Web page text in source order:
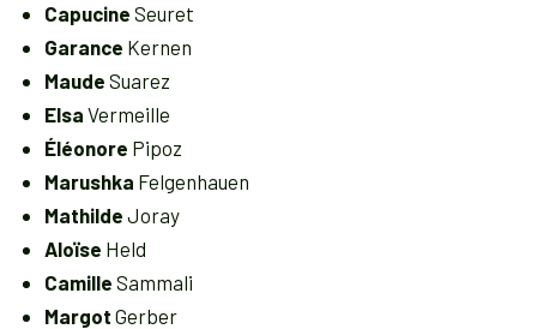
Capucine Seuret
Garance Kernen
Maude Suarez
Elsa Vermeille
Éléonore Pipoz
Marushka Felgenhauen
Mathilde Joray
Aloïse Held
Camille Sammali
Margot Gerber